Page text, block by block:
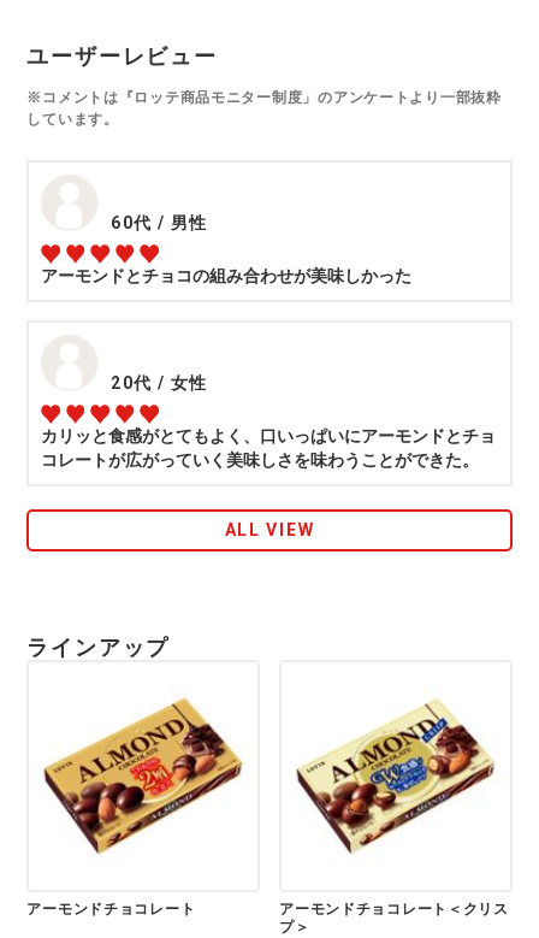
ユーザーレビュー
※コメントは『ロッテ商品モニター制度」のアンケートより一部抜粋
しています。
60代 / 男性
アーモンドとチョコの組み合わせが美味しかった
20代 / 女性
カリッと食感がとてもよく、口いっぱいにアーモンドとチョ
コレートが広がっていく美味しさを味わうことができた。
ALL VIEW
ラインアップ
アーモンドチョコレート
アーモンドチョコレート＜クリス
プ＞